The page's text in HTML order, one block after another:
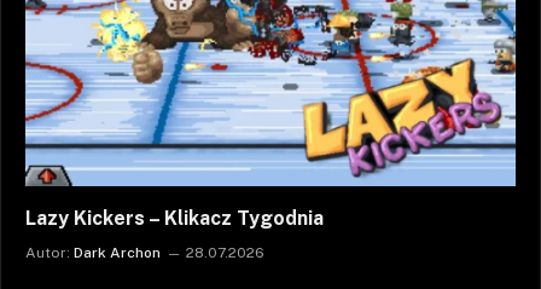
Lazy Kickers – Klikacz Tygodnia
Autor: Dark Archon 28.07.2026